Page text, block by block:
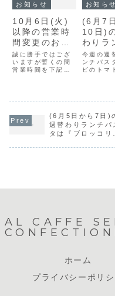
お知らせ
10月6日(火)
以降の営業時
間変更のおし
らせ
誠に勝手ではござ
いますが暫くの間
営業時間を下記の
P.M.6:00)パスタ
セットサービス：
P.M.5:00オーダ
ーストップご予約
お知らせ
(6月7
10日)
わりラ
スタは
のトマ
ーム』
今週の週
ンチパス
ビのトマ
(6月5日から7日)
週替わりランチパ
タは『ブロッコリ
AL CAFFE
ホーム
プライバシーポリシ